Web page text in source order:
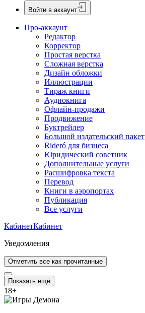
Войти в аккаунт
Про-аккаунт
Редактор
Корректор
Простая верстка
Сложная верстка
Дизайн обложки
Иллюстрации
Тираж книги
Аудиокнига
Офлайн-продажи
Продвижение
Буктрейлер
Большой издательский пакет
Rideró для бизнеса
Юридический советник
Дополнительные услуги
Расшифровка текста
Перевод
Книги в аэропортах
Публикация
Все услуги
КабинетКабинет
Уведомления
Отметить все как прочитанные
Показать ещё
18+